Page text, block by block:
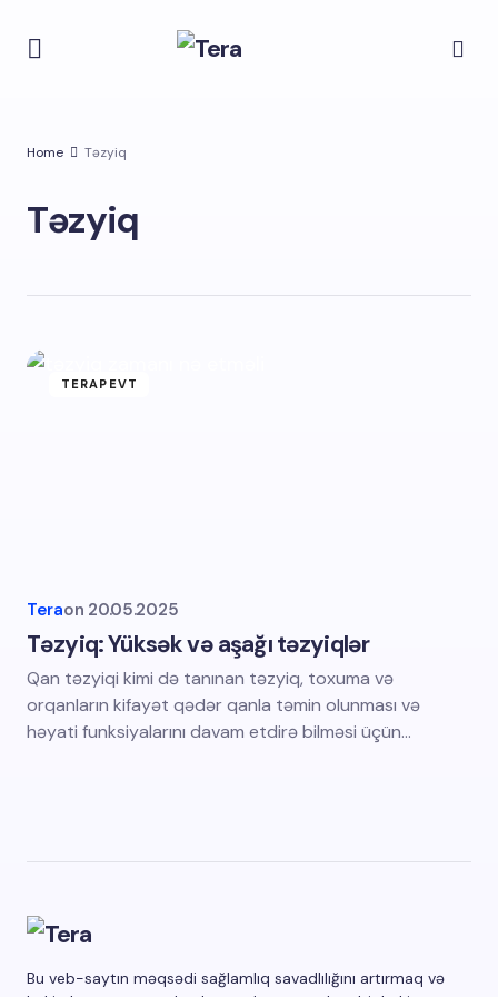
Home Təzyiq
Təzyiq
TERAPEVT
Teraon 20.05.2025
Təzyiq: Yüksək və aşağı təzyiqlər
Qan təzyiqi kimi də tanınan təzyiq, toxuma və
orqanların kifayət qədər qanla təmin olunması və
həyati funksiyalarını davam etdirə bilməsi üçün…
Bu veb-saytın məqsədi sağlamlıq savadlılığını artırmaq və